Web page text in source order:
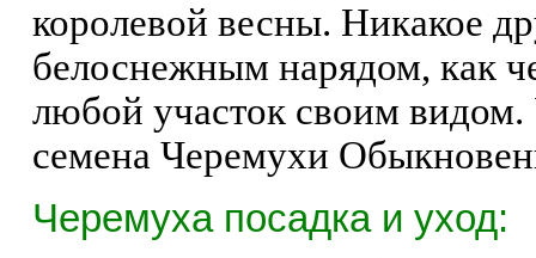
королевой весны. Никакое
белоснежным нарядом, как
любой участок своим видом.
семена Черемухи
Черемуха посадка и уход: